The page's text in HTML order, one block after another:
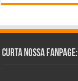
Curta Nossa Fanpage: